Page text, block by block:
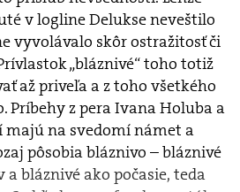
v logline Delukse neveštilo
vyvolávalo skôr ostražitosť či
„bláznivé“ toho totiž
až priveľa a z toho všetkého
Príbehy z pera Ivana Holuba a
na svedomí námet a
pôsobia bláznivo – bláznivé
a bláznivé ako počasie, teda